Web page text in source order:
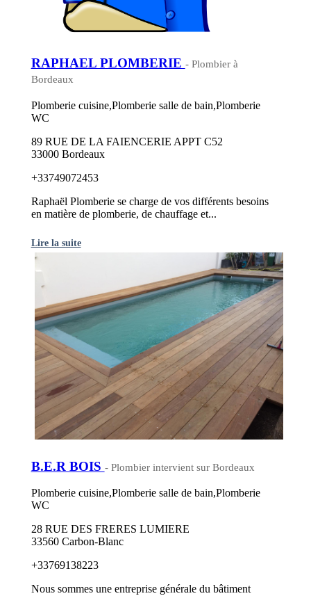
RAPHAEL PLOMBERIE - Plombier à
Bordeaux
Plomberie cuisine,Plomberie salle de bain,Plomberie
WC
89 RUE DE LA FAIENCERIE APPT C52
33000 Bordeaux
+33749072453
Raphaël Plomberie se charge de vos différents besoins
en matière de plomberie, de chauffage et...
Lire la suite
B.E.R BOIS - Plombier intervient sur Bordeaux
Plomberie cuisine,Plomberie salle de bain,Plomberie
WC
28 RUE DES FRERES LUMIERE
33560 Carbon-Blanc
+33769138223
Nous sommes une entreprise générale du bâtiment